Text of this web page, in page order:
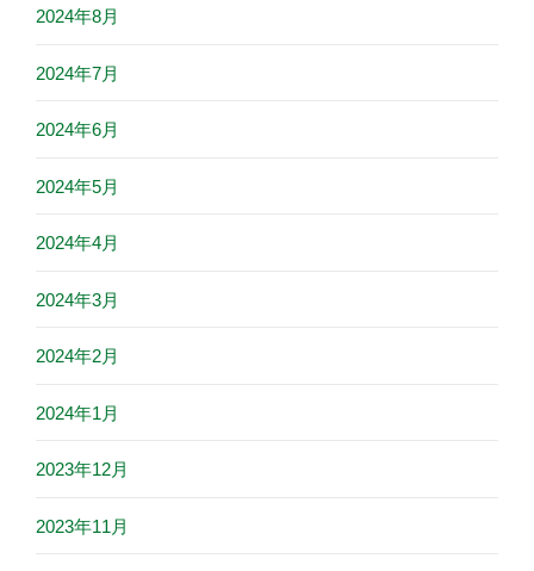
2024年8月
2024年7月
2024年6月
2024年5月
2024年4月
2024年3月
2024年2月
2024年1月
2023年12月
2023年11月